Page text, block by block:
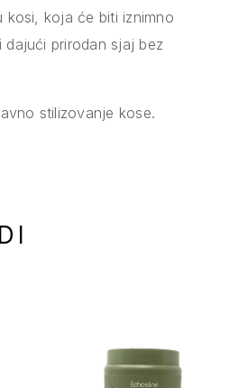
kosi, koja će biti iznimno
prirodan sjaj bez
stilizovanje kose.